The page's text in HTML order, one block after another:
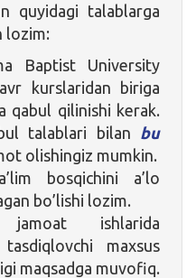
quyidagi talablarga
lozim:
Baptist University
kurslaridan biriga
qabul qilinishi kerak.
talablari bilan bu
olishingiz mumkin.
bosqichini a’lo
bo’lishi lozim.
ishlarida
tasdiqlovchi maxsus
maqsadga muvofiq.